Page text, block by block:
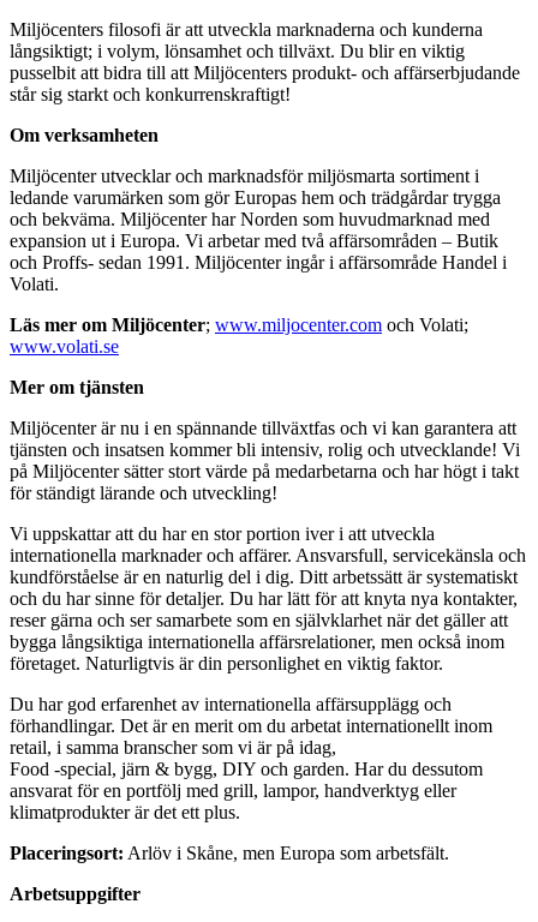
Miljöcenters filosofi är att utveckla marknaderna och kunderna
långsiktigt; i volym, lönsamhet och tillväxt. Du blir en viktig
pusselbit att bidra till att Miljöcenters produkt- och affärserbjudande
står sig starkt och konkurrenskraftigt!
Om verksamheten
Miljöcenter utvecklar och marknadsför miljösmarta sortiment i
ledande varumärken som gör Europas hem och trädgårdar trygga
och bekväma. Miljöcenter har Norden som huvudmarknad med
expansion ut i Europa. Vi arbetar med två affärsområden – Butik
och Proffs- sedan 1991. Miljöcenter ingår i affärsområde Handel i
Volati.
Läs mer om Miljöcenter; www.miljocenter.com och Volati;
www.volati.se
Mer om tjänsten
Miljöcenter är nu i en spännande tillväxtfas och vi kan garantera att
tjänsten och insatsen kommer bli intensiv, rolig och utvecklande! Vi
på Miljöcenter sätter stort värde på medarbetarna och har högt i takt
för ständigt lärande och utveckling!
Vi uppskattar att du har en stor portion iver i att utveckla
internationella marknader och affärer. Ansvarsfull, servicekänsla och
kundförståelse är en naturlig del i dig. Ditt arbetssätt är systematiskt
och du har sinne för detaljer. Du har lätt för att knyta nya kontakter,
reser gärna och ser samarbete som en självklarhet när det gäller att
bygga långsiktiga internationella affärsrelationer, men också inom
företaget. Naturligtvis är din personlighet en viktig faktor.
Du har god erfarenhet av internationella affärsupplägg och
förhandlingar. Det är en merit om du arbetat internationellt inom
retail, i samma branscher som vi är på idag,
Food -special, järn & bygg, DIY och garden. Har du dessutom
ansvarat för en portfölj med grill, lampor, handverktyg eller
klimatprodukter är det ett plus.
Placeringsort: Arlöv i Skåne, men Europa som arbetsfält.
Arbetsuppgifter